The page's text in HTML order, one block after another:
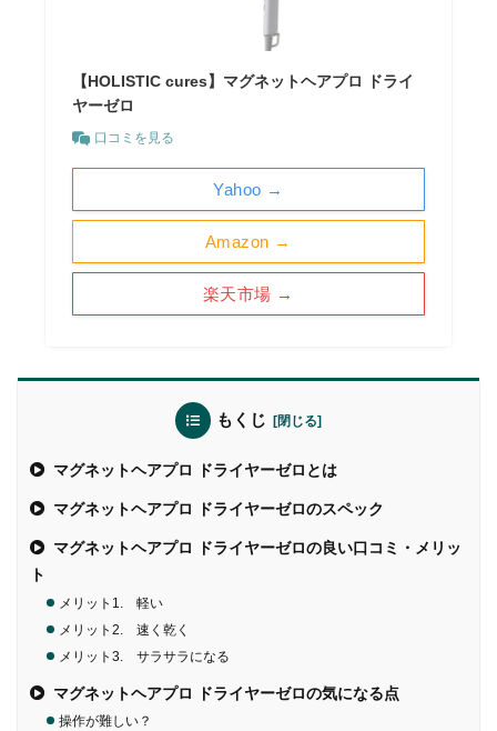
【HOLISTIC cures】マグネットヘアプロ ドライ
ヤーゼロ
口コミを見る
Amazon →
楽天市場 →
Yahoo →
もくじ
マグネットヘアプロ ドライヤーゼロとは
マグネットヘアプロ ドライヤーゼロのスペック
マグネットヘアプロ ドライヤーゼロの良い口コミ・メリッ
ト
メリット1. 軽い
メリット2. 速く乾く
メリット3. サラサラになる
マグネットヘアプロ ドライヤーゼロの気になる点
操作が難しい？